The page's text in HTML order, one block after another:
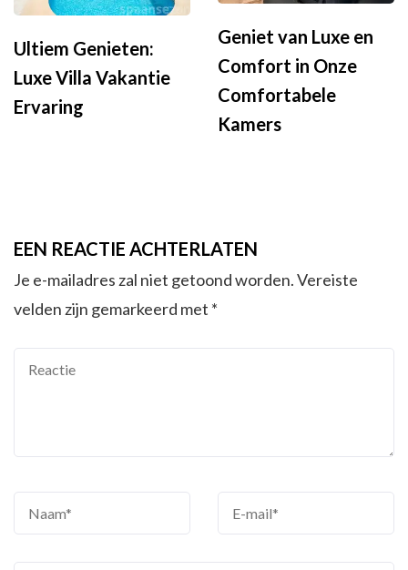
Ultiem Genieten:
Luxe Villa Vakantie
Ervaring
Geniet van Luxe en
Comfort in Onze
Comfortabele
Kamers
EEN REACTIE ACHTERLATEN
Je e-mailadres zal niet getoond worden.Vereiste
velden zijn gemarkeerd met *